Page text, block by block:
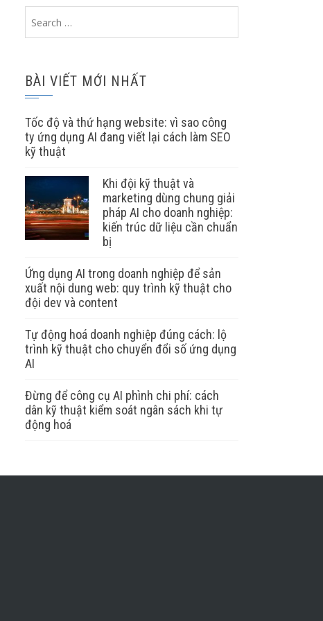
BÀI VIẾT MỚI NHẤT
Tốc độ và thứ hạng website: vì sao công
ty ứng dụng AI đang viết lại cách làm SEO
kỹ thuật
Khi đội kỹ thuật và
marketing dùng chung giải
pháp AI cho doanh nghiệp:
kiến trúc dữ liệu cần chuẩn
bị
Ứng dụng AI trong doanh nghiệp để sản
xuất nội dung web: quy trình kỹ thuật cho
đội dev và content
Tự động hoá doanh nghiệp đúng cách: lộ
trình kỹ thuật cho chuyển đổi số ứng dụng
AI
Đừng để công cụ AI phình chi phí: cách
dân kỹ thuật kiểm soát ngân sách khi tự
động hoá